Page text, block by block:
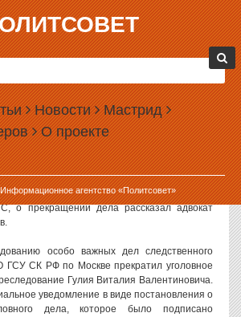
Новости Мастрид
О проекте
агентство «Политсовет»
ПРОТИВ АВТОРА
КНИГИ О
ЧИНОВНИКОВ
закрыл уголовное дело в отношении
на Сахалине Виталия Гулия. Его
чиновников признали экстремистской и
о прекращении дела рассказал адвокат
особо важных дел следственного
ГСУ СК РФ по Москве прекратил уголовное
Гулия Виталия Валентиновича.
уведомление в виде постановления о
дела, которое было подписано